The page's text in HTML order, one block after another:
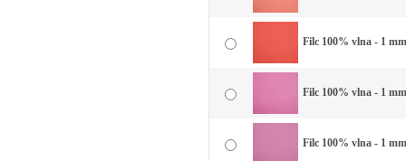
Filc 100% vlna - 1
Filc 100% vlna - 1
Filc 100% vlna - 1